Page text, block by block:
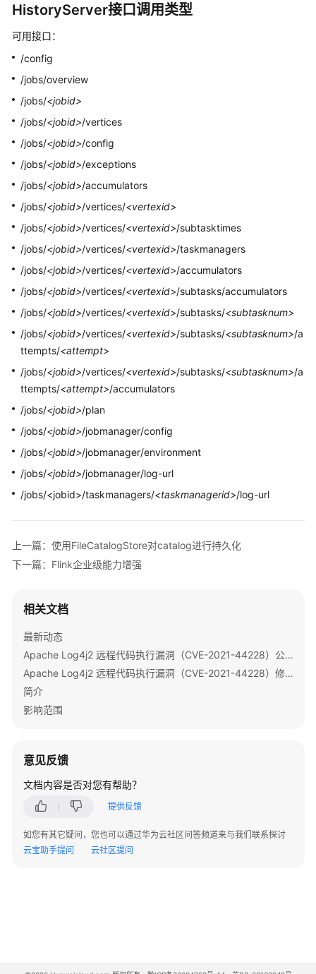
Flink
维
Flink
性
调
优
客
户
见
命
说
明
Flink
常
SQL
语
明
见
题
Flink
障
排
使
用
使
Guardian
用
HBase
HistoryServer接口调用类型
可用接口：
/config
/jobs/overview
/jobs/<jobid>
/jobs/<jobid>/vertices
/jobs/<jobid>/config
/jobs/<jobid>/exceptions
/jobs/<jobid>/accumulators
/jobs/<jobid>/vertices/<vertexid>
/jobs/<jobid>/vertices/<vertexid>/subtasktimes
/jobs/<jobid>/vertices/<vertexid>/taskmanagers
/jobs/<jobid>/vertices/<vertexid>/accumulators
/jobs/<jobid>/vertices/<vertexid>/subtasks/accumulators
/jobs/<jobid>/vertices/<vertexid>/subtasks/<subtasknum>
/jobs/<jobid>/vertices/<vertexid>/subtasks/<subtasknum>/a
ttempts/<attempt>
/jobs/<jobid>/vertices/<vertexid>/subtasks/<subtasknum>/a
ttempts/<attempt>/accumulators
/jobs/<jobid>/plan
/jobs/<jobid>/jobmanager/config
/jobs/<jobid>/jobmanager/environment
/jobs/<jobid>/jobmanager/log-url
/jobs/<jobid>/taskmanagers/<taskmanagerid>/log-url
上一篇：使用FileCatalogStore对catalog进行持久化
下一篇：Flink企业级能力增强
相关文档
最新动态
Apache Log4j2 远程代码执行漏洞（CVE-2021-44228）公告
Apache Log4j2 远程代码执行漏洞（CVE-2021-44228）修复指导
简介
影响范围
意见反馈
文档内容是否对您有帮助？
提供反馈
如您有其它疑问，您也可以通过华为云社区问答频道来与我们联系探讨
云宝助手提问
云社区提问